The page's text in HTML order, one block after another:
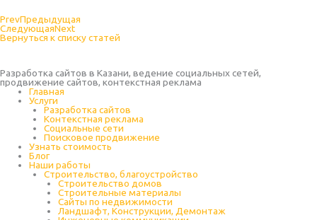
PrevПредыдущая
СледующаяNext
Вернуться к списку статей
Разработка сайтов в Казани, ведение социальных сетей,
продвижение сайтов, контекстная реклама
Главная
Услуги
Разработка сайтов
Контекстная реклама
Социальные сети
Поисковое продвижение
Узнать стоимость
Блог
Наши работы
Строительство, благоустройство
Строительство домов
Строительные материалы
Сайты по недвижимости
Ландшафт, Конструкции, Демонтаж